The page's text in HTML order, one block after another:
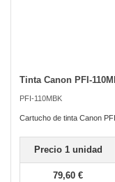
Tinta Canon PFI-
PFI-110MBK
Cartucho de tinta Canon
Precio 1 unidad
79,60 €
Skip
the
beginning
the
images
gallery